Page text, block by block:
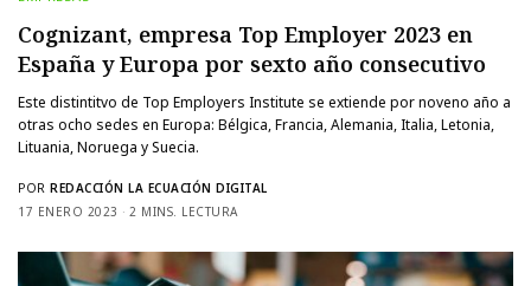
Cognizant, empresa Top Employer 2023 en
España y Europa por sexto año consecutivo
Este distintitvo de Top Employers Institute se extiende por noveno año a
otras ocho sedes en Europa: Bélgica, Francia, Alemania, Italia, Letonia,
Lituania, Noruega y Suecia.
POR REDACCIÓN LA ECUACIÓN DIGITAL
17 ENERO 2023
2 MINS. LECTURA